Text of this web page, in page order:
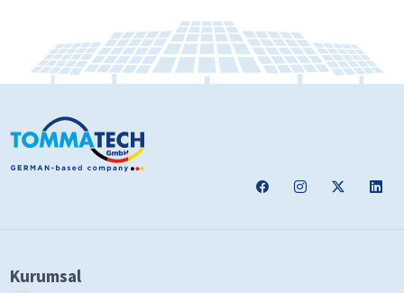
Kurumsal